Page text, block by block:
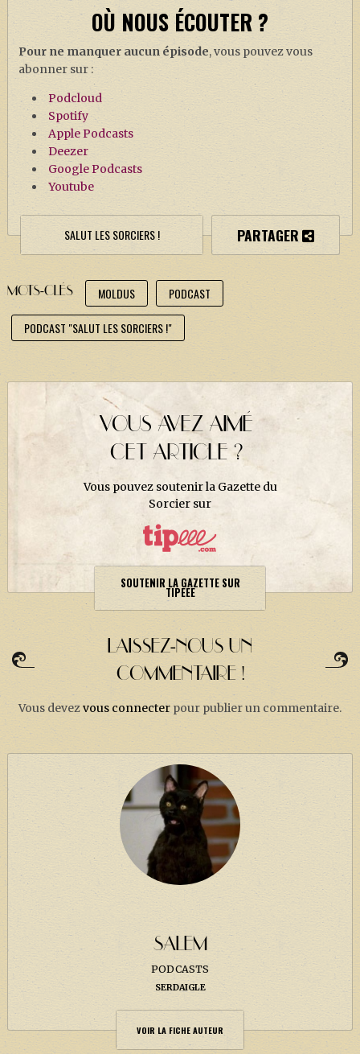
OÙ NOUS ÉCOUTER ?
Pour ne manquer aucun épisode, vous pouvez vous
abonner sur :
Podcloud
Spotify
Apple Podcasts
Deezer
Google Podcasts
Youtube
SALUT LES SORCIERS ! PARTAGER
MOTS-CLÉS MOLDUS PODCAST
PODCAST "SALUT LES SORCIERS !"
VOUS AVEZ AIMÉ
CET ARTICLE ?
Vous pouvez soutenir la Gazette du
Sorcier sur
SOUTENIR LA GAZETTE SUR
TIPEEE
LAISSEZ-NOUS UN
COMMENTAIRE !
Vous devezvous connecter pour publier un commentaire.
SALEM
PODCASTS
SERDAIGLE
VOIR LA FICHE AUTEUR